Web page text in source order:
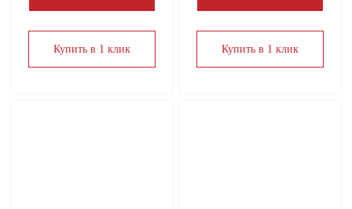
Купить в 1 клик Купить в 1 клик